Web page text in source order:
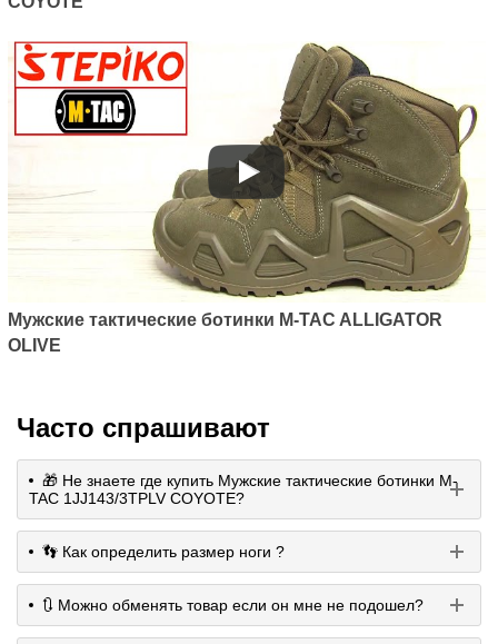
Мужские тактические ботинки M-TAC ALLIGATOR
OLIVE
Часто спрашивают
🎁 Не знаете где купить Мужские тактические ботинки M-
TAC 1JJ143/3TPLV COYOTE?
👣 Как определить размер ноги ?
🔃 Можно обменять товар если он мне не подошел?